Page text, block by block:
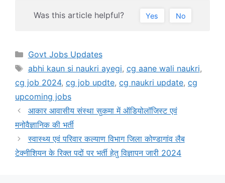
Was this article helpful? Yes No
Categories
Govt Jobs Updates
Tags
abhi kaun si naukri ayegi, cg aane wali naukri,
cg job 2024, cg job updte, cg naukri update, cg
upcoming jobs
आकार आवासीय संस्था सुकमा में ऑडियोलॉजिस्ट एवं
मनोवैज्ञानिक की भर्ती
स्वास्थ्य एवं परिवार कल्याण विभाग जिला कोण्डागांव लैब
टेक्नीशियन के रिक्त पदों पर भर्ती हेतु विज्ञापन जारी 2024